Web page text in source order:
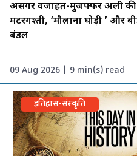
असगर वजाहत-मुजफ्फर अली की
मटरगश्ती, ‘मौलाना घोड़ी ’ और बीड़ी का
बंडल
09 Aug 2026 | 9 min(s) read
इतिहास-संस्कृति